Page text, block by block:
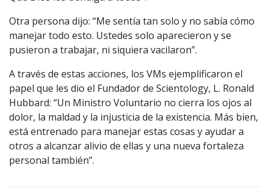
Otra persona dijo: “Me sentía tan solo y no sabía cómo
manejar todo esto. Ustedes solo aparecieron y se
pusieron a trabajar, ni siquiera vacilaron”.
A través de estas acciones, los VMs ejemplificaron el
papel que les dio el Fundador de Scientology, L. Ronald
Hubbard: “Un Ministro Voluntario no cierra los ojos al
dolor, la maldad y la injusticia de la existencia. Más bien,
está entrenado para manejar estas cosas y ayudar a
otros a alcanzar alivio de ellas y una nueva fortaleza
personal también”.